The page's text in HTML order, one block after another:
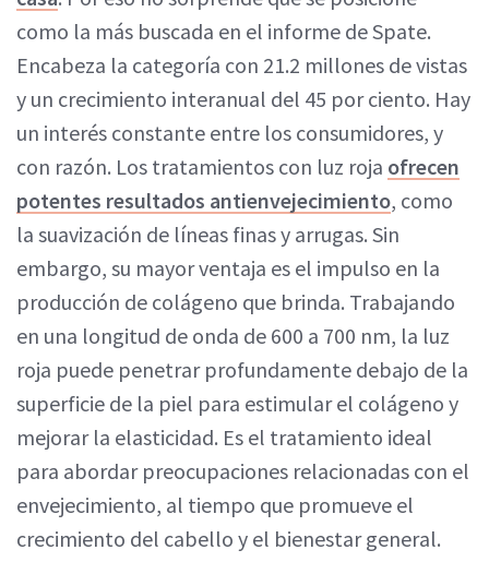
como la más buscada en el informe de Spate.
Encabeza la categoría con 21.2 millones de vistas
y un crecimiento interanual del 45 por ciento. Hay
un interés constante entre los consumidores, y
con razón. Los tratamientos con luz roja ofrecen
potentes resultados antienvejecimiento, como
la suavización de líneas finas y arrugas. Sin
embargo, su mayor ventaja es el impulso en la
producción de colágeno que brinda. Trabajando
en una longitud de onda de 600 a 700 nm, la luz
roja puede penetrar profundamente debajo de la
superficie de la piel para estimular el colágeno y
mejorar la elasticidad. Es el tratamiento ideal
para abordar preocupaciones relacionadas con el
envejecimiento, al tiempo que promueve el
crecimiento del cabello y el bienestar general.